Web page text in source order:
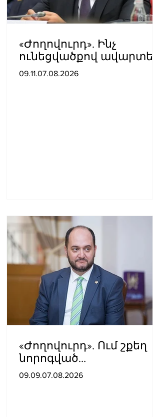
«Ժողովուրդ». Ինչ
ունեցվածքով ավարտեց
պատգամավորական
09.11.07.08.2026
«Ժողովուրդ». Ում շքեղ
նորոգված
աշխատասենյակն է
09.09.07.08.2026